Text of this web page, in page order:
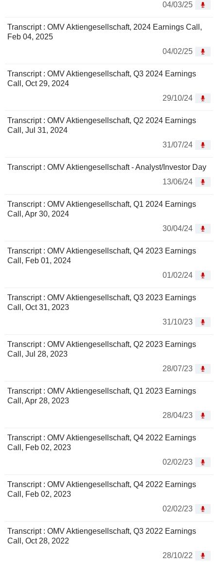
04/03/25
Transcript : OMV Aktiengesellschaft, 2024 Earnings Call,
Feb 04, 2025
04/02/25
Transcript : OMV Aktiengesellschaft, Q3 2024 Earnings
Call, Oct 29, 2024
29/10/24
Transcript : OMV Aktiengesellschaft, Q2 2024 Earnings
Call, Jul 31, 2024
31/07/24
Transcript : OMV Aktiengesellschaft - Analyst/Investor Day
13/06/24
Transcript : OMV Aktiengesellschaft, Q1 2024 Earnings
Call, Apr 30, 2024
30/04/24
Transcript : OMV Aktiengesellschaft, Q4 2023 Earnings
Call, Feb 01, 2024
01/02/24
Transcript : OMV Aktiengesellschaft, Q3 2023 Earnings
Call, Oct 31, 2023
31/10/23
Transcript : OMV Aktiengesellschaft, Q2 2023 Earnings
Call, Jul 28, 2023
28/07/23
Transcript : OMV Aktiengesellschaft, Q1 2023 Earnings
Call, Apr 28, 2023
28/04/23
Transcript : OMV Aktiengesellschaft, Q4 2022 Earnings
Call, Feb 02, 2023
02/02/23
Transcript : OMV Aktiengesellschaft, Q4 2022 Earnings
Call, Feb 02, 2023
02/02/23
Transcript : OMV Aktiengesellschaft, Q3 2022 Earnings
Call, Oct 28, 2022
28/10/22